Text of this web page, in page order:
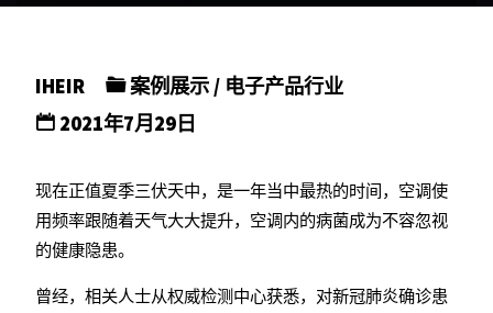
IHEIR 案例展示 / 电子产品行业
2021年7月29日
现在正值夏季三伏天中，是一年当中最热的时间，空调使
用频率跟随着天气大大提升，空调内的病菌成为不容忽视
的健康隐患。
曾经，相关人士从权威检测中心获悉，对新冠肺炎确诊患